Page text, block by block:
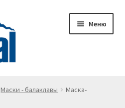
Меню
Маски - балаклавы
Маска-